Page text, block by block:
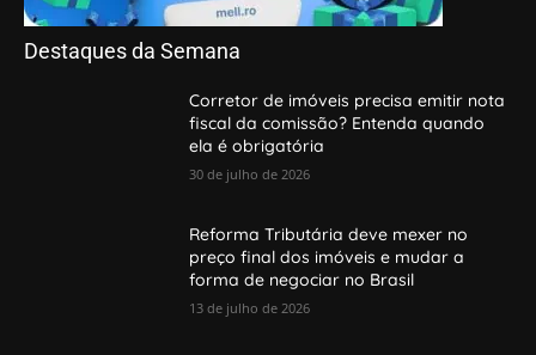
Destaques da Semana
Corretor de imóveis precisa emitir nota
fiscal da comissão? Entenda quando
ela é obrigatória
30 de julho de 2026
Reforma Tributária deve mexer no
preço final dos imóveis e mudar a
forma de negociar no Brasil
13 de julho de 2026